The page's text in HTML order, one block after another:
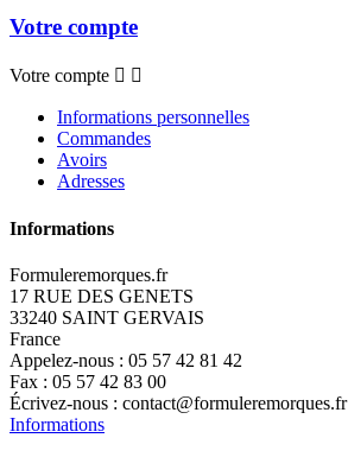
Votre compte
Votre compte  
Informations personnelles
Commandes
Avoirs
Adresses
Informations
Formuleremorques.fr
17 RUE DES GENETS
33240 SAINT GERVAIS
France
Appelez-nous : 05 57 42 81 42
Fax : 05 57 42 83 00
Écrivez-nous : contact@formuleremorques.fr
Informations